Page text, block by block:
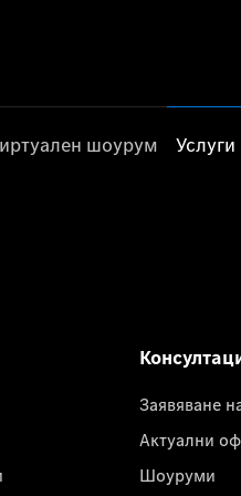
шоурум Услуги
Заявяване
Актуални
Шоуруми